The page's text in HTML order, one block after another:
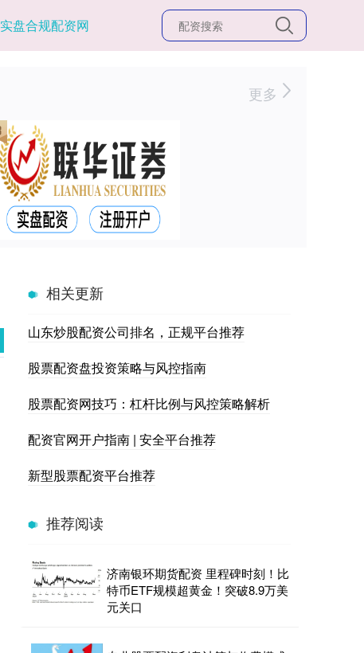
实盘合规配资网
更多
相关更新
山东炒股配资公司排名，正规平台推荐
股票配资盘投资策略与风控指南
股票配资网技巧：杠杆比例与风控策略解析
配资官网开户指南 | 安全平台推荐
新型股票配资平台推荐
推荐阅读
济南银环期货配资 里程碑时刻！比
特币ETF规模超黄金！突破8.9万美
元关口